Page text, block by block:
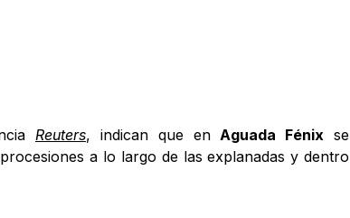
Reuters, indican que en Aguada Fénix se
a lo largo de las explanadas y dentro